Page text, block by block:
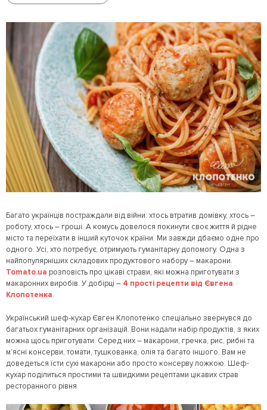
Багато українців постраждали від війни: хтось втратив домівку, хтось –
роботу, хтось – гроші. А комусь довелося покинути своє життя й рідне
місто та переїхати в інший куточок країни. Ми завжди дбаємо одне про
одного. Усі, хто потребує, отримують гуманітарну допомогу. Одна з
найпопулярніших складових продуктового набору – макарони.
Tomato.ua розповість про цікаві страви, які можна приготувати з
макаронних виробів. У добірці – 4 прості рецепти від Євгена
Клопотенка.
Український шеф-кухар Євген Клопотенко спеціально звернувся до
багатьох гуманітарних організацій. Вони надали набір продуктів, з яких
можна щось приготувати. Серед них – макарони, гречка, рис, рибні та
м’ясні консерви, томати, тушкованка, олія та багато іншого. Вам не
доведеться їсти сухі макарони або просто консерву ложкою. Шеф-
кухар поділиться простими та швидкими рецептами цікавих страв
ресторанного рівня.